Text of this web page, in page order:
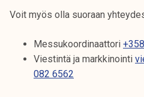
Voit myös olla suoraan
Messukoordinaattori
Viestintä ja markkinointi
082 6562